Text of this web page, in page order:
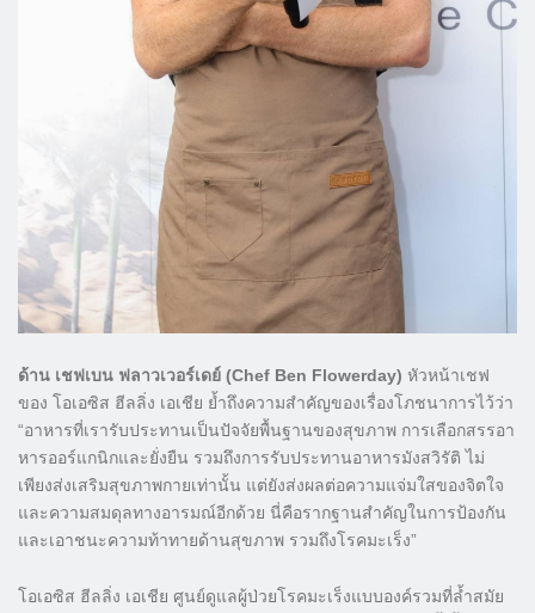
ด้าน เชฟเบน ฟลาวเวอร์เดย์ (Chef Ben Flowerday) หัวหน้าเชฟ
ของ โอเอซิส ฮีลลิ่ง เอเชีย ย้ำถึงความสำคัญของเรื่องโภชนาการไว้ว่า
“อาหารที่เรารับประทานเป็นปัจจัยพื้นฐานของสุขภาพ การเลือกสรรอา
หารออร์แกนิกและยั่งยืน รวมถึงการรับประทานอาหารมังสวิรัติ ไม่
เพียงส่งเสริมสุขภาพกายเท่านั้น แต่ยังส่งผลต่อความแจ่มใสของจิตใจ
และความสมดุลทางอารมณ์อีกด้วย นี่คือรากฐานสำคัญในการป้องกัน
และเอาชนะความท้าทายด้านสุขภาพ รวมถึงโรคมะเร็ง”
โอเอซิส ฮีลลิ่ง เอเชีย ศูนย์ดูแลผู้ป่วยโรคมะเร็งแบบองค์รวมที่ล้ำสมัย